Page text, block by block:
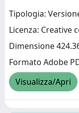
Tipologia:
Licenza: Creative
Dimensione
Formato Adobe
Visualizza/Apri